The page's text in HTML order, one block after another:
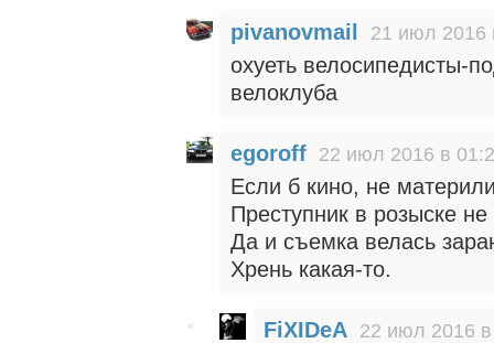
pivanovmail 21 июл 2016
охуеть велосипедисты-
велоклуба
egoroff 22 июл 2016 в
Если б кино, не
Преступник в розыске
Да и съемка велась
Хрень какая-то.
FiXIDeA 22 июл 2016